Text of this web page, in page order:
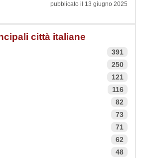
pubblicato il 13 giugno 2025
città italiane
391
250
121
116
82
73
71
62
48